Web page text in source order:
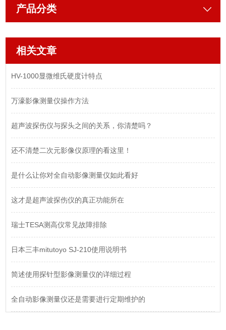
产品分类
相关文章
HV-1000显微维氏硬度计特点
万濠影像测量仪操作方法
超声波探伤仪与探头之间的关系，你清楚吗？
还不清楚二次元影像仪原理的看这里！
是什么让你对全自动影像测量仪如此看好
这才是超声波探伤仪的真正功能所在
瑞士TESA测高仪常见故障排除
日本三丰mitutoyo SJ-210使用说明书
简述使用探针型影像测量仪的详细过程
全自动影像测量仪还是需要进行定期维护的